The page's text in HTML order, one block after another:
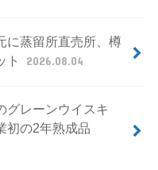
に蒸留所直売所、樽
ト
2026.08.04
グレーンウイスキ
初の2年熟成品